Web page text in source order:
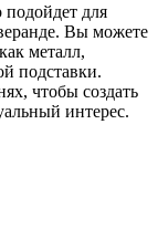
подойдет для
Вы можете
металл,
подставки.
чтобы создать
интерес.